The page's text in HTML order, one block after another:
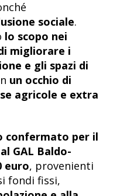
sociale.
lo scopo nei
migliorare i
e gli spazi di
un occhio di
agricole e extra
confermato per il
GAL Baldo-
euro, provenienti
fondi fissi,